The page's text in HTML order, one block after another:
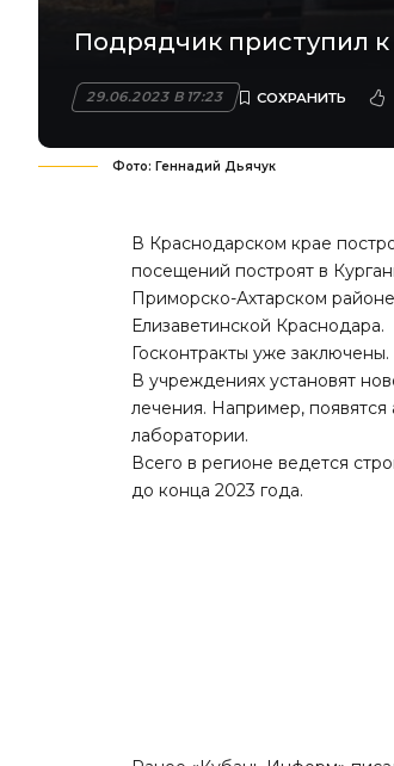
Подрядчик приступил к
29.06.2023 В 17:23
Фото: Геннадий Дьячук
В Краснодарском крае
посещений построят в
Приморско-Ахтарском
Елизаветинской Краснодара.
Госконтракты уже
В учреждениях установят
лечения. Например,
лаборатории.
Всего в регионе ведется
до конца 2023 года.